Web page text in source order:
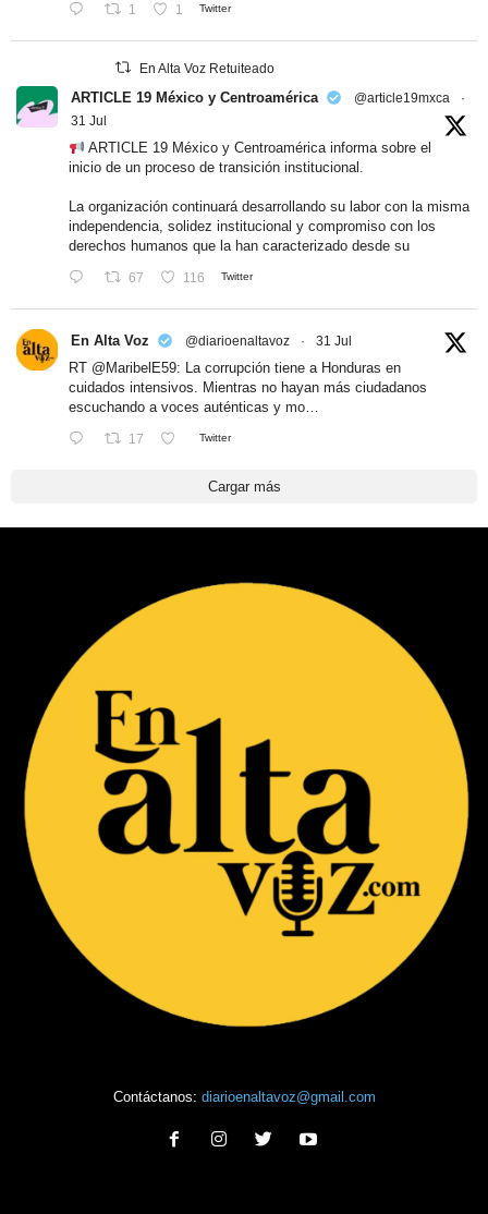
1 1 Twitter
En Alta Voz Retuiteado
ARTICLE 19 México y Centroamérica @article19mxca
·
31 Jul
ARTICLE 19 México y Centroamérica informa sobre el
inicio de un proceso de transición institucional.
La organización continuará desarrollando su labor con la misma
independencia, solidez institucional y compromiso con los
derechos humanos que la han caracterizado desde su
67 116 Twitter
En Alta Voz @diarioenaltavoz · 31 Jul
RT @MaribelE59: La corrupción tiene a Honduras en
cuidados intensivos. Mientras no hayan más ciudadanos
escuchando a voces auténticas y mo…
17 Twitter
Cargar más
Contáctanos: diarioenaltavoz@gmail.com